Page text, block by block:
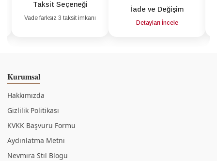
Taksit Seçeneği
Vade farksız 3 taksit imkanı
İade ve Değişim
Detayları İncele
Kurumsal
Hakkımızda
Gizlilik Politikası
KVKK Başvuru Formu
Aydınlatma Metni
Nevmira Stil Blogu